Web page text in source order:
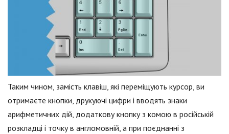
Таким чином, замість клавіш, які переміщують курсор, ви
отримаєте кнопки, друкуючі цифри і вводять знаки
арифметичних дій, додаткову кнопку з комою в російській
розкладці і точку в англомовній, а при поєднанні з